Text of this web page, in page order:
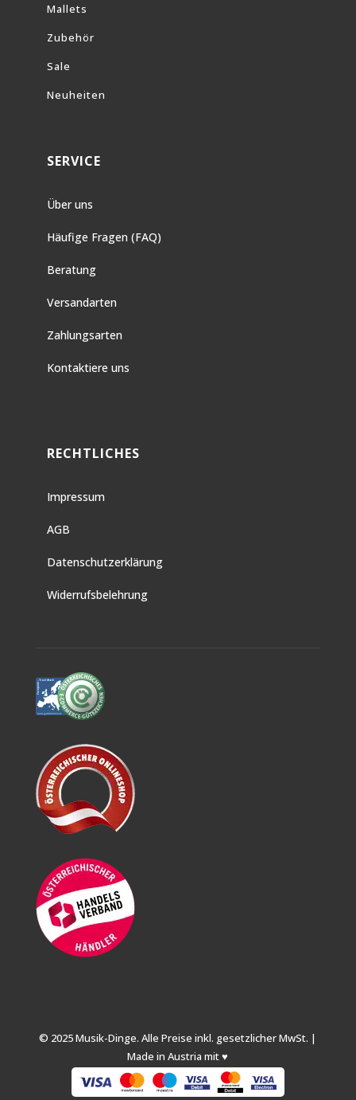
Mallets
Zubehör
Sale
Neuheiten
SERVICE
Über uns
Häufige Fragen (FAQ)
Beratung
Versandarten
Zahlungsarten
Kontaktiere uns
RECHTLICHES
Impressum
AGB
Datenschutzerklärung
Widerrufsbelehrung
© 2025 Musik-Dinge. Alle Preise inkl. gesetzlicher MwSt. |
Made in Austria mit ♥